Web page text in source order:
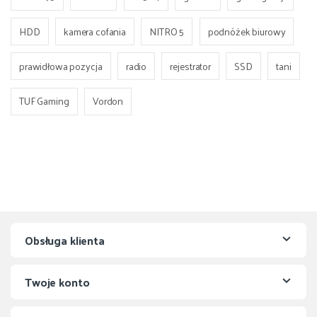
HDD
kamera cofania NITRO 5
podnóżek biurowy
prawidłowa pozycja
radio rejestrator SSD
tani
TUF Gaming
Vordon
Obsługa klienta
Twoje konto